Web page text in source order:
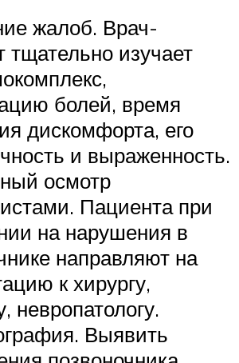
жалоб. Врач-
тщательно изучает
болей, время
дискомфорта, его
и выраженность.
осмотр
Пациента при
на нарушения в
направляют на
к хирургу,
невропатологу.
Выявить